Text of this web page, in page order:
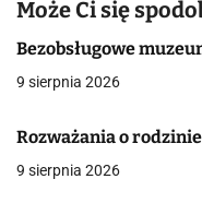
a
c
j
a
w
Może Ci się
Bezobsługowe
9 sierpnia 2026
Rozważania o
9 sierpnia 2026